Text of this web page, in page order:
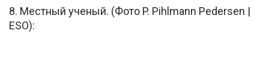
8. Местный ученый. (Фото P. Pihlmann Pedersen |
ESO):